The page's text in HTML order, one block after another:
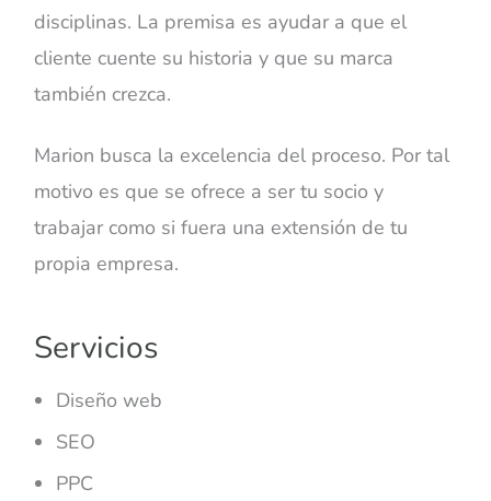
disciplinas. La premisa es ayudar a que el
cliente cuente su historia y que su marca
también crezca.
Marion busca la excelencia del proceso. Por tal
motivo es que se ofrece a ser tu socio y
trabajar como si fuera una extensión de tu
propia empresa.
Servicios
Diseño web
SEO
PPC